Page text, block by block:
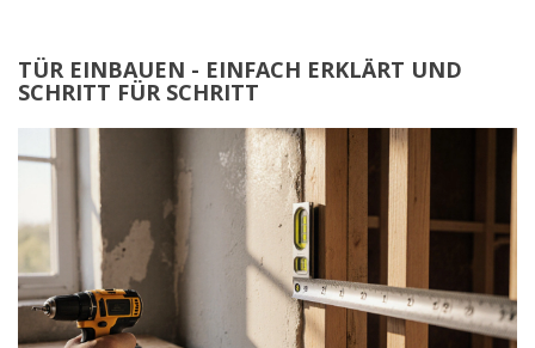
TÜR EINBAUEN - EINFACH ERKLÄRT UND
SCHRITT FÜR SCHRITT